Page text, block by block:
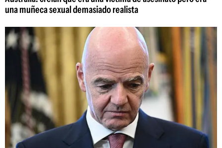
una muñeca sexual demasiado realista